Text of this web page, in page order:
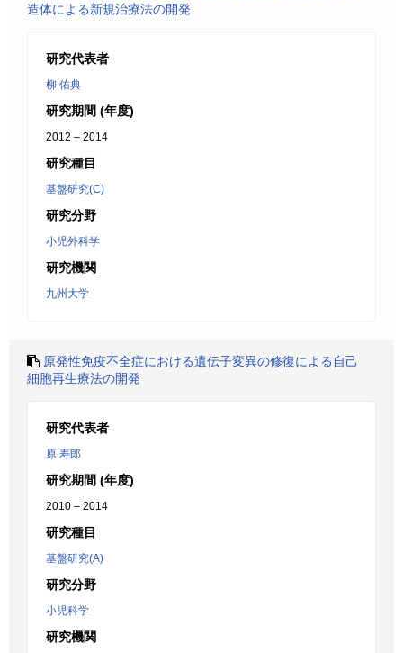
造体による新規治療法の開発
研究代表者
柳 佑典
研究期間 (年度)
2012 – 2014
研究種目
基盤研究(C)
研究分野
小児外科学
研究機関
九州大学
原発性免疫不全症における遺伝子変異の修復による自己
細胞再生療法の開発
研究代表者
原 寿郎
研究期間 (年度)
2010 – 2014
研究種目
基盤研究(A)
研究分野
小児科学
研究機関